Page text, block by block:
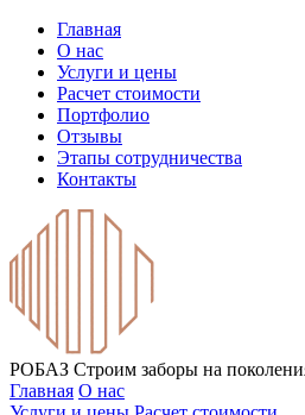
Главная
О нас
Услуги и цены
Расчет стоимости
Портфолио
Отзывы
Этапы сотрудничества
Контакты
РОБАЗ Строим заборы на
Главная О нас